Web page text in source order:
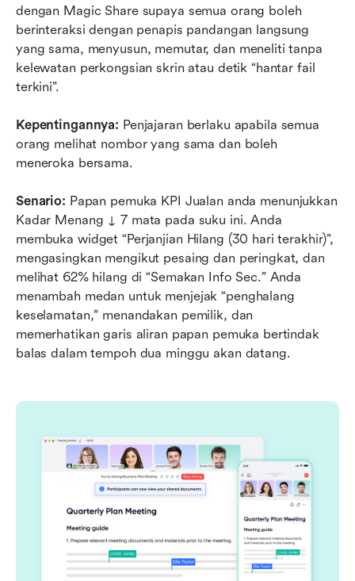
dengan Magic Share supaya semua orang boleh
berinteraksi dengan penapis pandangan langsung
yang sama, menyusun, memutar, dan meneliti tanpa
kelewatan perkongsian skrin atau detik “hantar fail
terkini”.
Kepentingannya: Penjajaran berlaku apabila semua
orang melihat nombor yang sama dan boleh
meneroka bersama.
Senario: Papan pemuka KPI Jualan anda menunjukkan
Kadar Menang ↓ 7 mata pada suku ini. Anda
membuka widget “Perjanjian Hilang (30 hari terakhir)”,
mengasingkan mengikut pesaing dan peringkat, dan
melihat 62% hilang di “Semakan Info Sec.” Anda
menambah medan untuk menjejak “penghalang
keselamatan,” menandakan pemilik, dan
memerhatikan garis aliran papan pemuka bertindak
balas dalam tempoh dua minggu akan datang.